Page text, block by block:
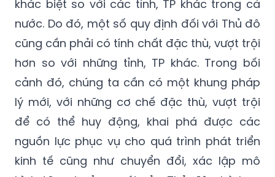
cũng cần phải có tính chất đặc thù, vượt trội
hơn so với những tỉnh, TP khác. Trong bối
cảnh đó, chúng ta cần có một khung pháp
lý mới, với những cơ chế đặc thù, vượt trội
để có thể huy động, khai phá được các
nguồn lực phục vụ cho quá trình phát triển
kinh tế cũng như chuyển đổi, xác lập mô
hình tăng trưởng mới của Thủ đô phù hợp
với chiến lược phát triển kinh tế - xã hội của